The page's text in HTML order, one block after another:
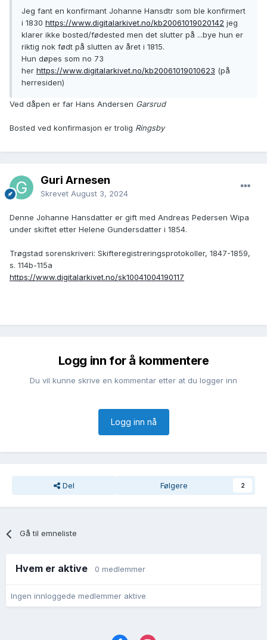
Jeg fant en konfirmant Johanne Hansdtr som ble konfirmert
i 1830 https://www.digitalarkivet.no/kb20061019020142 jeg
klarer ikke bosted/fødested men det slutter på ...bye hun er
riktig nok født på slutten av året i 1815.
Hun døpes som no 73
her https://www.digitalarkivet.no/kb20061019010623 (på
herresiden)
Ved dåpen er far Hans Andersen Garsrud
Bosted ved konfirmasjon er trolig Ringsby
Guri Arnesen
Skrevet August 3, 2024
Denne Johanne Hansdatter er gift med Andreas Pedersen Wipa
under skiftet etter Helene Gundersdatter i 1854.
Trøgstad sorenskriveri: Skifteregistreringsprotokoller, 1847-1859,
s. 114b-115a
https://www.digitalarkivet.no/sk10041004190117
Logg inn for å kommentere
Du vil kunne skrive en kommentar etter at du logger inn
Logg inn nå
Del Følgere 2
Gå til emneliste
Hvem er aktive 0 medlemmer
Ingen innloggede medlemmer aktive